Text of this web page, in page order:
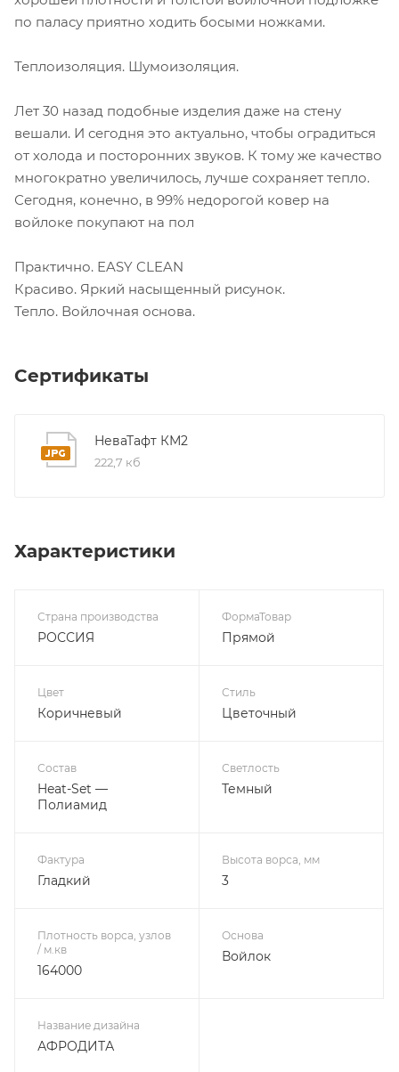
по паласу приятно ходить босыми ножками.
Теплоизоляция. Шумоизоляция.
Лет 30 назад подобные изделия даже на стену
вешали. И сегодня это актуально, чтобы оградиться
от холода и посторонних звуков. К тому же качество
многократно увеличилось, лучше сохраняет тепло.
Сегодня, конечно, в 99% недорогой ковер на
войлоке покупают на пол
Практично. EASY CLEAN
Красиво. Яркий насыщенный рисунок.
Тепло. Войлочная основа.
Сертификаты
НеваТафт КМ2
222,7 кб
Характеристики
Страна производства
РОССИЯ
ФормаТовар
Прямой
Цвет
Коричневый
Стиль
Цветочный
Состав
Heat-Set —
Полиамид
Светлость
Темный
Фактура
Гладкий
Высота ворса, мм
3
Плотность ворса, узлов
/ м.кв
164000
Основа
Войлок
Название дизайна
АФРОДИТА